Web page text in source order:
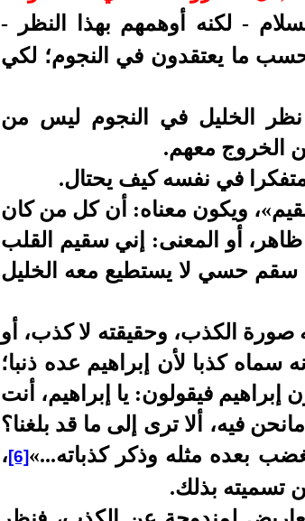
- لكنه أوهمهم بهذا النظر -
حسب ما يعتقدون في النجوم؛ لكي
الخليل في النجوم ليس من
عن الخروج معهم.
في نفسه كيف يحتال.
ويكون معناه: أن كل من كان
أو المعنى: إني سقيم القلب
سقم حسي لا يستطيع معه الخليل
الكذب، وحقيقته لا كذب، أو
سماه كذبا لأن إبراهيم عده ذنبا؛
فيقولون: يا إبراهيم، أنت
فيه، ألا ترى إلى ما قد بلغنا؟
بعده مثله وذكر كذباته...»[6]،
تسميته بذلك.